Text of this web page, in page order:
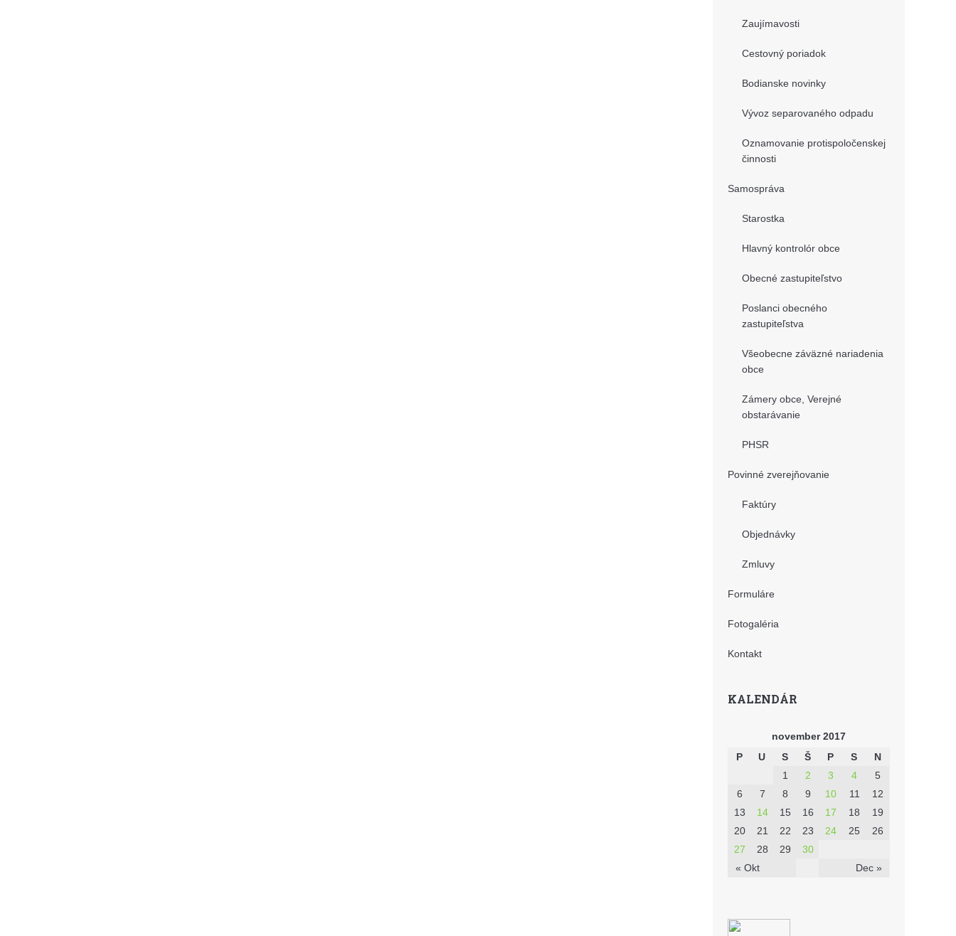
Zaujímavosti
Cestovný poriadok
Bodianske novinky
Vývoz separovaného odpadu
Oznamovanie protispoločenskej
činnosti
Samospráva
Starostka
Hlavný kontrolór obce
Obecné zastupiteľstvo
Poslanci obecného
zastupiteľstva
Všeobecne záväzné nariadenia
obce
Zámery obce, Verejné
obstarávanie
PHSR
Povinné zverejňovanie
Faktúry
Objednávky
Zmluvy
Formuláre
Fotogaléria
Kontakt
KALENDÁR
november 2017
P
U S Š P S N
« Okt Dec »
1 2 3 4
5
6
7 8 9 10 11
12
13
14 15 16 17 18
19
20
21 22 23 24 25
26
27
28 29 30